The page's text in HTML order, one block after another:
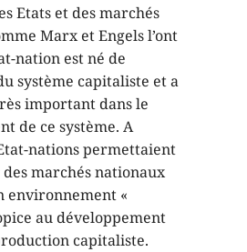
Etats et des marchés
Marx et Engels l’ont
nation est né de
système capitaliste et a
important dans le
de ce système. A
nations permettaient
marchés nationaux
environnement «
au développement
capitaliste.